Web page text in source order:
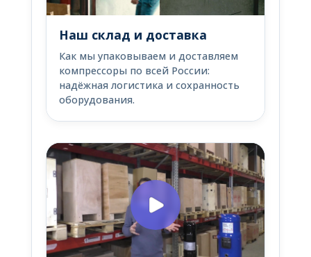
Наш склад и доставка
Как мы упаковываем и доставляем
компрессоры по всей России:
надёжная логистика и сохранность
оборудования.